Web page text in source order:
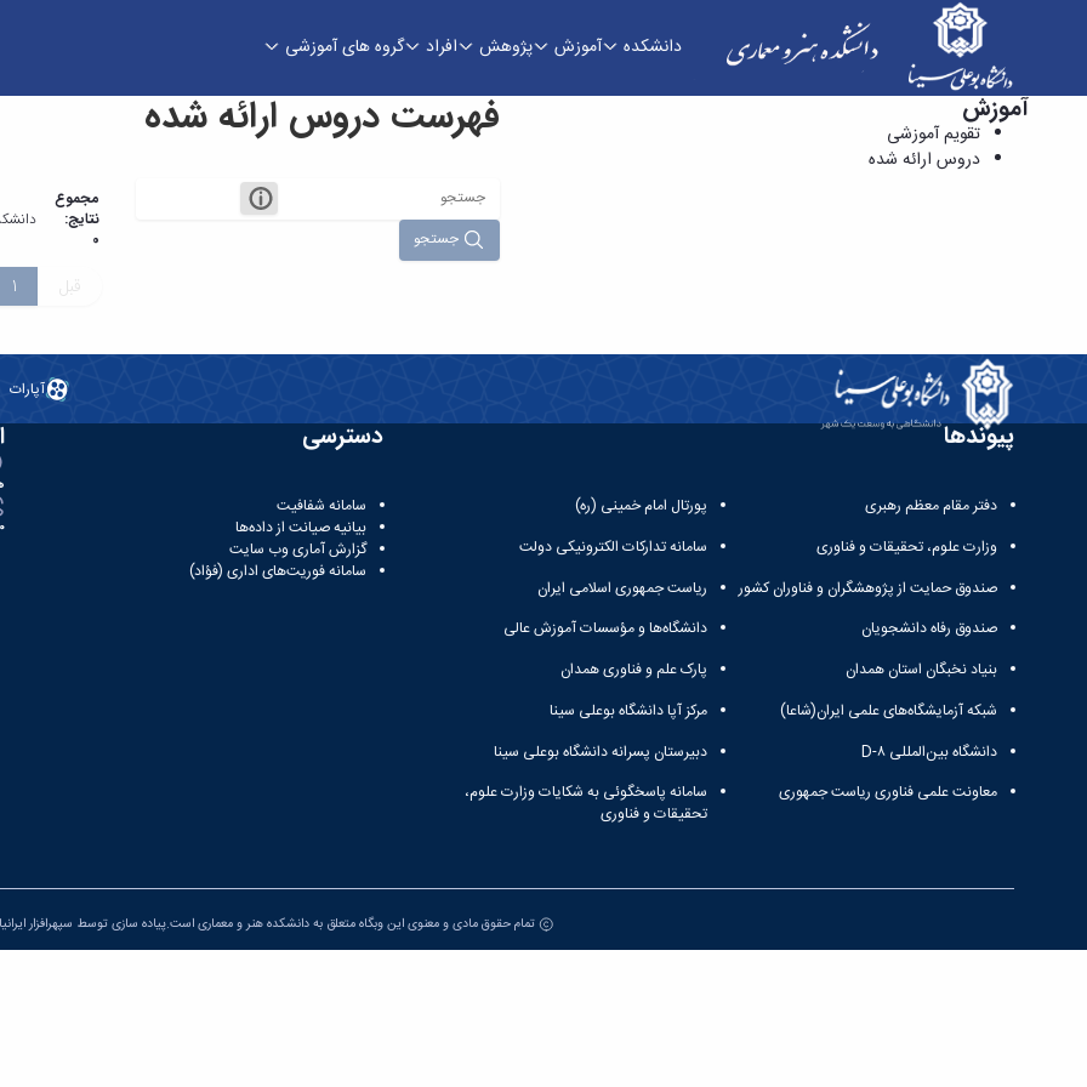
دانشکده آموزش پژوهش افراد گروه های آموزشی
دروس ارائه شده - دانشکده هنر و معماری
آموزش
تقویم آموزشی
دروس ارائه شده
فهرست دروس ارائه شده
جستجو
مجموع
نتایج:
0
قبل 1
آپارات
پیوندها
دفتر مقام معظم رهبری
وزارت علوم، تحقیقات و فناوری
صندوق حمایت از پژوهشگران و فناوران کشور
صندوق رفاه دانشجویان
بنیاد نخبگان استان همدان
شبکه آزمایشگاه‌های علمی ایران(شاعا)
دانشگاه بین‌المللی D-۸
معاونت علمی فناوری ریاست جمهوری
پورتال امام خمینی (ره)
سامانه تدارکات الکترونیکی دولت
ریاست جمهوری اسلامی ایران
دانشگاه‌ها و مؤسسات آموزش عالی
پارک علم و فناوری همدان
مرکز آپا دانشگاه بوعلی سینا
دبیرستان پسرانه دانشگاه بوعلی سینا
سامانه پاسخگوئی به شکایات وزارت علوم،
تحقیقات و فناوری
دسترسی
سامانه شفافیت
بیانیه صیانت از داده‌ها
گزارش آماری وب‌ سایت
سامانه فوریت‌های اداری (فؤاد)
تمام حقوق مادی و معنوی این وبگاه متعلق به دانشکده هنر و معماری است.پیاده سازی توسط سپهرافزار